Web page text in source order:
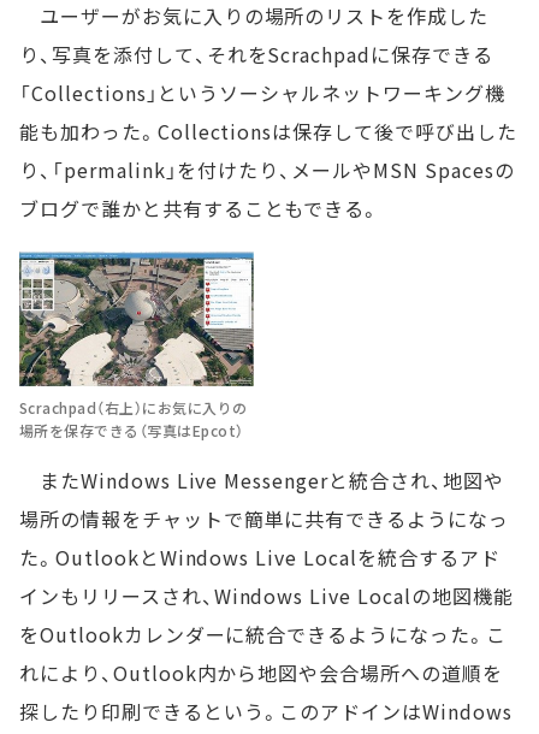
ユーザーがお気に入りの場所のリストを作成した
り、写真を添付して、それをScrachpadに保存できる
「Collections」というソーシャルネットワーキング機
能も加わった。Collectionsは保存して後で呼び出した
り、「permalink」を付けたり、メールやMSN Spacesの
ブログで誰かと共有することもできる。
Scrachpad（右上）にお気に入りの
場所を保存できる（写真はEpcot）
またWindows Live Messengerと統合され、地図や
場所の情報をチャットで簡単に共有できるようになっ
た。OutlookとWindows Live Localを統合するアド
インもリリースされ、Windows Live Localの地図機能
をOutlookカレンダーに統合できるようになった。こ
れにより、Outlook内から地図や会合場所への道順を
探したり印刷できるという。このアドインはWindows